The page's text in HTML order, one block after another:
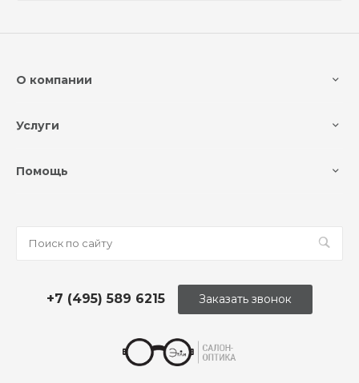
О компании
Услуги
Помощь
+7 (495) 589 6215 Заказать звонок